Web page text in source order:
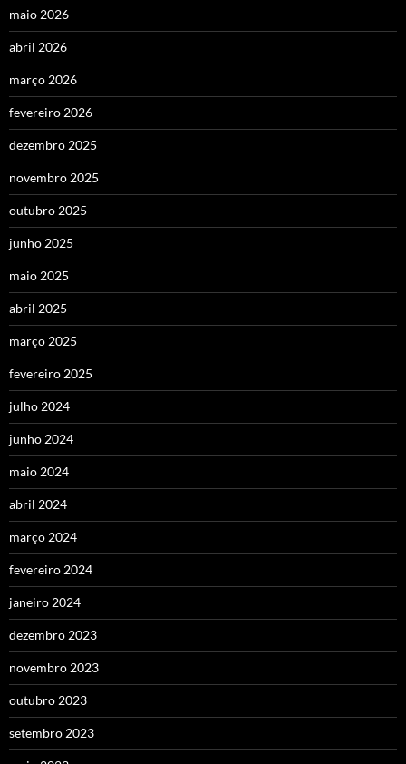
maio 2026
abril 2026
março 2026
fevereiro 2026
dezembro 2025
novembro 2025
outubro 2025
junho 2025
maio 2025
abril 2025
março 2025
fevereiro 2025
julho 2024
junho 2024
maio 2024
abril 2024
março 2024
fevereiro 2024
janeiro 2024
dezembro 2023
novembro 2023
outubro 2023
setembro 2023